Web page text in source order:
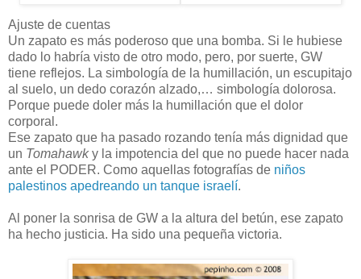
Ajuste de cuentas
Un zapato es más poderoso que una bomba. Si le hubiese
dado lo habría visto de otro modo, pero, por suerte, GW
tiene reflejos. La simbología de la humillación, un escupitajo
al suelo, un dedo corazón alzado,… simbología dolorosa.
Porque puede doler más la humillación que el dolor
corporal.
Ese zapato que ha pasado rozando tenía más dignidad que
un Tomahawky la impotencia del que no puede hacer nada
ante el PODER. Como aquellas fotografías de niños
palestinos apedreando un tanque israelí.
Al poner la sonrisa de GW a la altura del betún, ese zapato
ha hecho justicia. Ha sido una pequeña victoria.